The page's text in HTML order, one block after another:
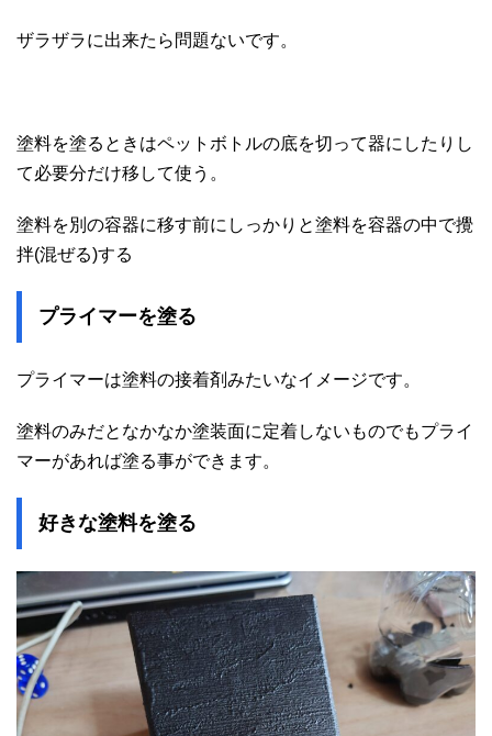
ザラザラに出来たら問題ないです。
塗料を塗るときはペットボトルの底を切って器にしたりし
て必要分だけ移して使う。
塗料を別の容器に移す前にしっかりと塗料を容器の中で攪
拌(混ぜる)する
プライマーを塗る
プライマーは塗料の接着剤みたいなイメージです。
塗料のみだとなかなか塗装面に定着しないものでもプライ
マーがあれば塗る事ができます。
好きな塗料を塗る